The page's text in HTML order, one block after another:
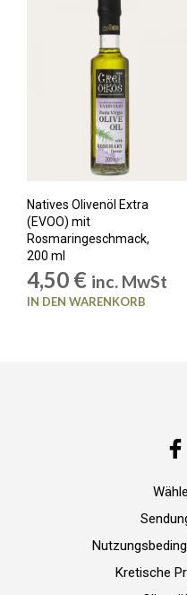
Natives Olivenöl Extra
(EVOO) mit
Rosmaringeschmack,
200 ml
4,50 € inc. MwSt
IN DEN WARENKORB
Kretische